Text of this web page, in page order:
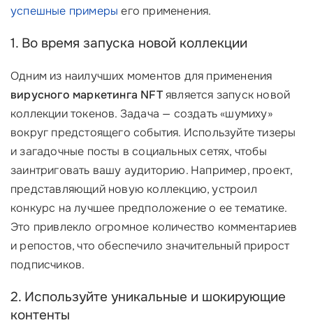
успешные примеры его применения.
1. Во время запуска новой коллекции
Одним из наилучших моментов для применения
вирусного маркетинга NFTявляется запуск новой
коллекции токенов. Задача — создать «шумиху»
вокруг предстоящего события. Используйте тизеры
и загадочные посты в социальных сетях, чтобы
заинтриговать вашу аудиторию. Например, проект,
представляющий новую коллекцию, устроил
конкурс на лучшее предположение о ее тематике.
Это привлекло огромное количество комментариев
и репостов, что обеспечило значительный прирост
подписчиков.
2. Используйте уникальные и шокирующие
контенты